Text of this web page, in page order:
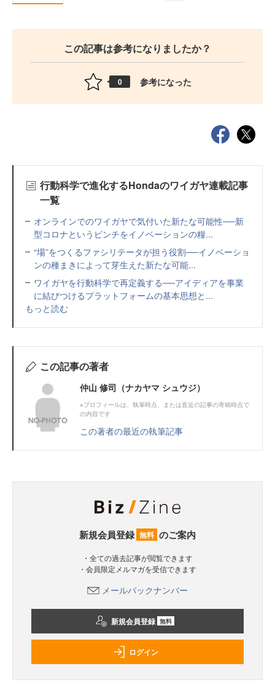
この記事は参考になりましたか？
0 参考になった
行動科学で進化するHondaのワイガヤ連載記事
一覧
オンラインでのワイガヤで気付いた新たな可能性──新
型コロナというピンチをイノベーションの糧...
“場”をつくるファシリテータが担う役割──イノベーショ
ンの種まきによって芽生えた新たな可能...
ワイガヤを行動科学で再定義する──アイディアを事業
に結びつけるプラットフォームの基本思想と...
もっと読む
この記事の著者
仲山 修司（ナカヤマ シュウジ）
※プロフィールは、執筆時点、または直近の記事の寄稿時点で
の内容です
この著者の最近の執筆記事
新規会員登録 無料 のご案内
・全ての過去記事が閲覧できます
・会員限定メルマガを受信できます
メールバックナンバー
新規会員登録 無料
ログイン